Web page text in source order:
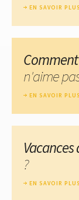
EN SAVOIR PLUS
n'aime
EN SAVOIR PLUS
?
EN SAVOIR PLUS